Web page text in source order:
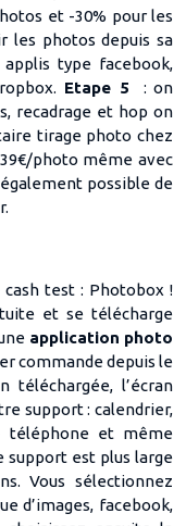
et -30% pour les
les photos depuis sa
applis type facebook,
Etape 5 : on
recadrage et hop on
tirage photo chez
photo même avec
possible de
test : Photobox !
et se télécharge
application photo
commande depuis le
téléchargée, l’écran
support : calendrier,
téléphone et même
support est plus large
Vous sélectionnez
d’images, facebook,